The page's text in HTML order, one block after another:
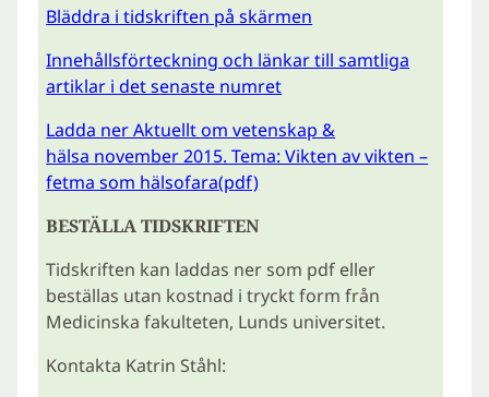
Bläddra i tidskriften på skärmen
Innehållsförteckning och länkar till samtliga
artiklar i det senaste numret
Ladda ner Aktuellt om vetenskap &
hälsa november 2015. Tema: Vikten av vikten –
fetma som hälsofara(pdf)
BESTÄLLA TIDSKRIFTEN
Tidskriften kan laddas ner som pdf eller
beställas utan kostnad i tryckt form från
Medicinska fakulteten, Lunds universitet.
Kontakta Katrin Ståhl: